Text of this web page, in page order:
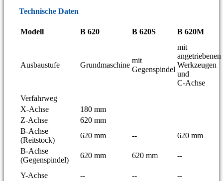
Technische Daten
Modell B 620 B 620S B 620M
Ausbaustufe Grundmaschine
mit
Gegenspindel
mit
angetriebenen
Werkzeugen
und
C-Achse
Verfahrweg
X-Achse
180 mm
Z-Achse
620 mm
B-Achse
(Reitstock)
620 mm --
620 mm
B-Achse
(Gegenspindel)
620 mm 620 mm --
Y-Achse -- -- --